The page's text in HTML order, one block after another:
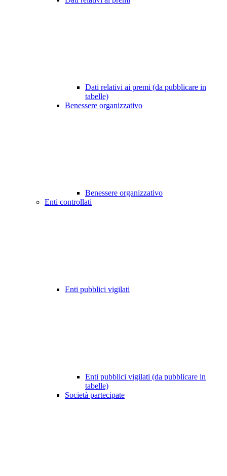
Dati relativi ai premi (da pubblicare in
tabelle)
Benessere organizzativo
Benessere organizzativo
Enti controllati
Enti pubblici vigilati
Enti pubblici vigilati (da pubblicare in
tabelle)
Società partecipate